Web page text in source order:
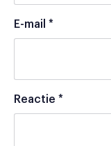
E-mail *
Reactie *